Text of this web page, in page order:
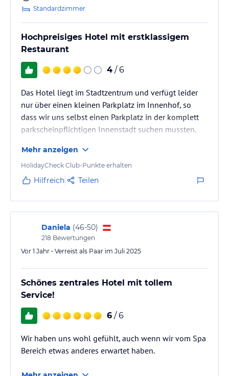
Standardzimmer
Hochpreisiges Hotel mit erstklassigem
Restaurant
4 / 6
Das Hotel liegt im Stadtzentrum und verfügt leider
nur über einen kleinen Parkplatz im Innenhof, so
dass wir uns selbst einen Parkplatz in der komplett
parkscheinpflichtigen Innenstadt suchen mussten.
keinerlei Unterstützung.
Das beste am Hotel ist das erstklassige Restaurant.
Mehr anzeigen
HolidayCheck Club-Punkte erhalten
Hilfreich Teilen
Daniela (46-50)
218 Bewertungen
Vor 1 Jahr • Verreist als Paar im Juli 2025
Schönes zentrales Hotel mit tollem
Service!
6 / 6
Wir haben uns wohl gefühlt, auch wenn wir vom Spa
Bereich etwas anderes erwartet haben.